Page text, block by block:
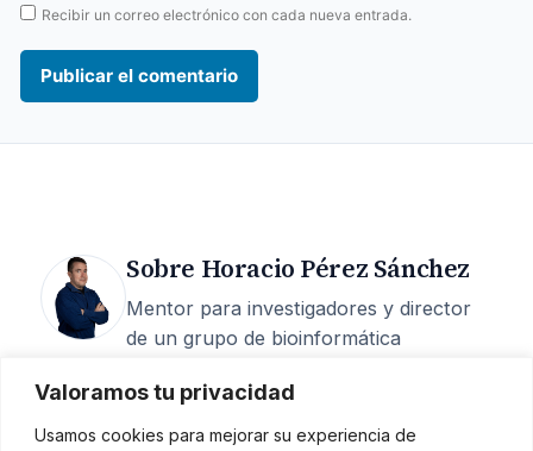
Valoramos tu privacidad
Usamos cookies para mejorar su experiencia de
Recibir un correo electrónico con cada nueva entrada.
Sobre Horacio Pérez Sánchez
Mentor para investigadores y director
de un grupo de bioinformática
carrera, 200+ artículos, 6 M€
captados, 15 tesis dirigidas y más de